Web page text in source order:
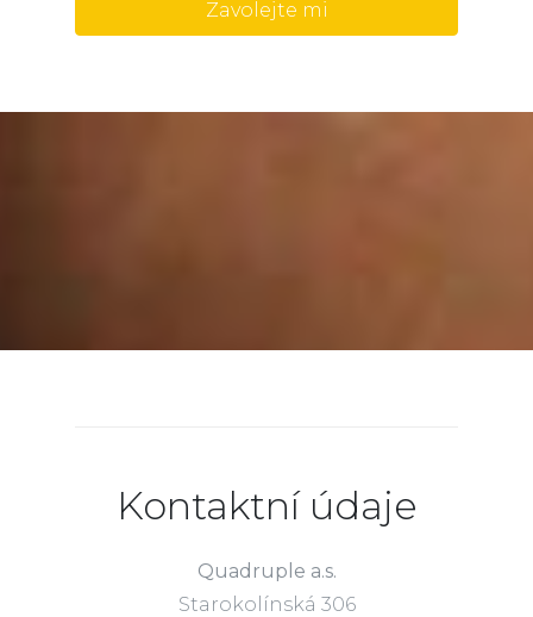
Kontaktní údaje
Quadruple a.s.
Starokolínská 306